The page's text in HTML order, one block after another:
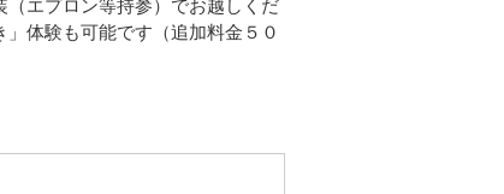
エプロン等持参）でお越しくだ
体験も可能です（追加料金５０